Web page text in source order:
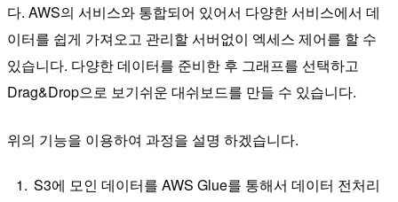
다. AWS의 서비스와 통합되어 있어서 다양한 서비스에서 데
이터를 쉽게 가져오고 관리할 서버없이 엑세스 제어를 할 수
있습니다. 다양한 데이터를 준비한 후 그래프를 선택하고
Drag&Drop으로 보기쉬운 대쉬보드를 만들 수 있습니다.
위의 기능을 이용하여 과정을 설명 하겠습니다.
S3에 모인 데이터를 AWS Glue를 통해서 데이터 전처리